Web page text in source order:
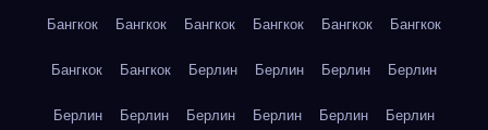
Бангкок Бангкок Бангкок Бангкок Бангкок Бангкок
Бангкок Бангкок Берлин Берлин Берлин Берлин
Берлин Берлин Берлин Берлин Берлин Берлин